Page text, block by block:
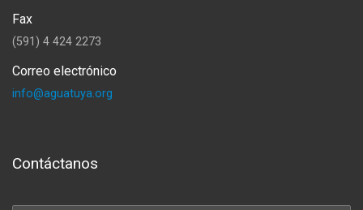
Fax
(591) 4 424 2273
Correo electrónico
info@aguatuya.org
Contáctanos